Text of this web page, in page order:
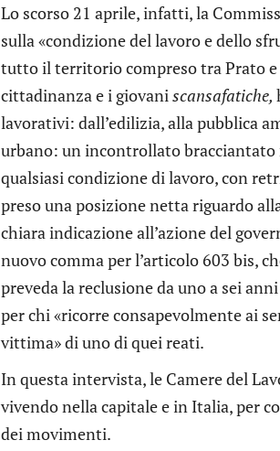
Lo scorso 21 aprile, infatti, la
sulla «condizione del lavoro e dello
tutto il territorio compreso tra Prato
cittadinanza e i giovaniscansafatiche,
lavorativi: dall’edilizia, alla pubblica
urbano: un incontrollato bracciantato
qualsiasi condizione di lavoro, con
preso una posizione netta riguardo
chiara indicazione all’azione del
nuovo comma per l’articolo 603 bis,
preveda la reclusione da uno a sei
per chi «ricorre consapevolmente ai
vittima» di uno di quei reati.
In questa intervista, le Camere del
vivendo nella capitale e in Italia, per
dei movimenti.